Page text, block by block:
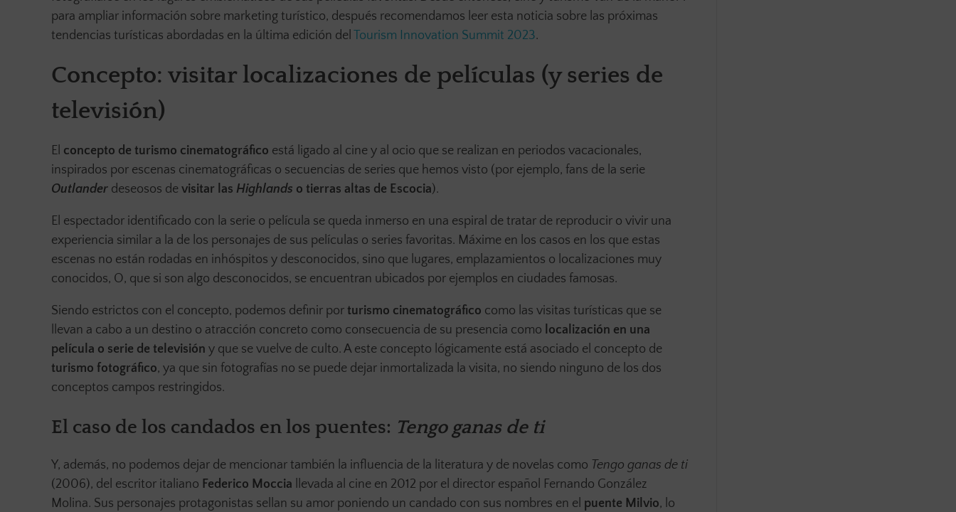
para ampliar información sobre marketing turístico, después recomendamos leer esta noticia sobre las próximas
tendencias turísticas abordadas en la última edición del Tourism Innovation Summit 2023.
Concepto: visitar localizaciones de películas (y series de
televisión)
El concepto de turismo cinematográfico está ligado al cine y al ocio que se realizan en periodos vacacionales,
inspirados por escenas cinematográficas o secuencias de series que hemos visto (por ejemplo, fans de la serie
Outlander deseosos de visitar las Highlands o tierras altas de Escocia).
El espectador identificado con la serie o película se queda inmerso en una espiral de tratar de reproducir o vivir una
experiencia similar a la de los personajes de sus películas o series favoritas. Máxime en los casos en los que estas
escenas no están rodadas en inhóspitos y desconocidos, sino que lugares, emplazamientos o localizaciones muy
conocidos, O, que si son algo desconocidos, se encuentran ubicados por ejemplos en ciudades famosas.
Siendo estrictos con el concepto, podemos definir por turismo cinematográfico como las visitas turísticas que se
llevan a cabo a un destino o atracción concreto como consecuencia de su presencia como localización en una
película o serie de televisión y que se vuelve de culto. A este concepto lógicamente está asociado el concepto de
turismo fotográfico, ya que sin fotografías no se puede dejar inmortalizada la visita, no siendo ninguno de los dos
conceptos campos restringidos.
El caso de los candados en los puentes: Tengo ganas de ti
Y, además, no podemos dejar de mencionar también la influencia de la literatura y de novelas como Tengo ganas de ti
(2006), del escritor italiano Federico Moccia llevada al cine en 2012 por el director español Fernando González
Molina. Sus personajes protagonistas sellan su amor poniendo un candado con sus nombres en el puente Milvio, lo